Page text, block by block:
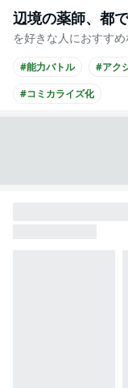
を好きな人におすす
#能力バトル #アク
#コミカライズ化